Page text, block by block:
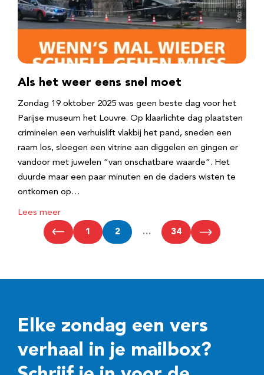
Als het weer eens snel moet
Zondag 19 oktober 2025 was geen beste dag voor het
Parijse museum het Louvre. Op klaarlichte dag plaatsten
criminelen een verhuislift vlakbij het pand, sneden een
raam los, sloegen een vitrine aan diggelen en gingen er
vandoor met juwelen “van onschatbare waarde”. Het
duurde maar een paar minuten en de daders wisten te
ontkomen op…
Lees meer
1 2 … 34
Elke zondag een vers
verhaal in je mailbox?